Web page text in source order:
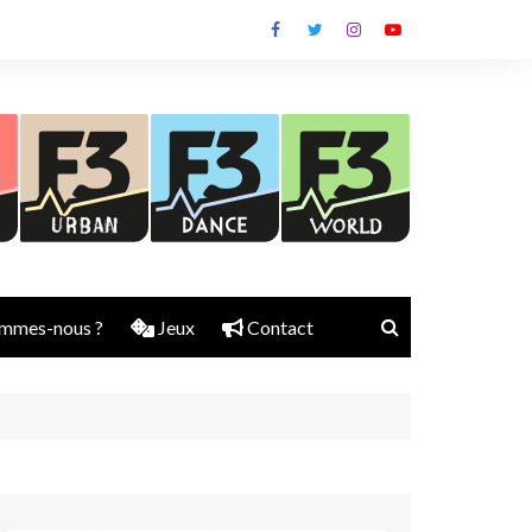
nous ? Jeux Contact